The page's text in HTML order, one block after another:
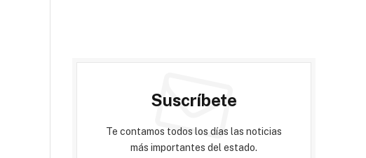
Suscríbete
Te contamos todos los días las noticias
más importantes del estado.